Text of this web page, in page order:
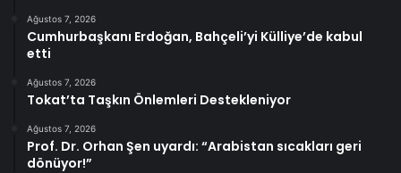
Ağustos 7, 2026
Cumhurbaşkanı Erdoğan, Bahçeli’yi Külliye’de kabul
etti
Ağustos 7, 2026
Tokat’ta Taşkın Önlemleri Destekleniyor
Ağustos 7, 2026
Prof. Dr. Orhan Şen uyardı: “Arabistan sıcakları geri
dönüyor!”